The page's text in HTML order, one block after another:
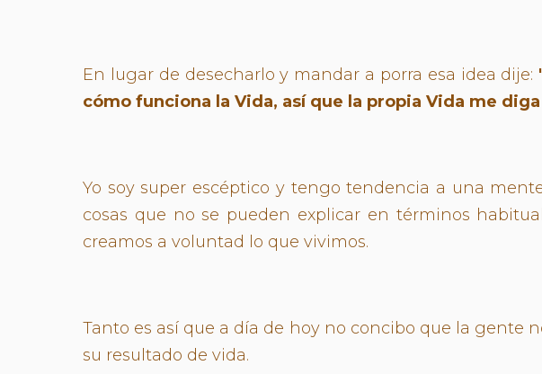
En lugar de desecharlo y mandar a porra esa idea dije:
cómo funciona la Vida, así que la propia Vida me
Yo soy super escéptico y tengo tendencia a una
cosas que no se pueden explicar en términos
creamos a voluntad lo que vivimos.
Tanto es así que a día de hoy no concibo que la gente
su resultado de vida.